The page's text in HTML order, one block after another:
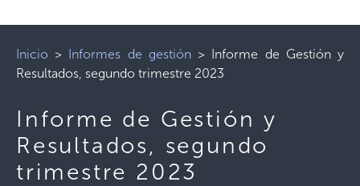
Inicio > Informes de gestión> Informe de Gestión y
Resultados, segundo trimestre 2023
Informe de Gestión y
Resultados, segundo
trimestre 2023